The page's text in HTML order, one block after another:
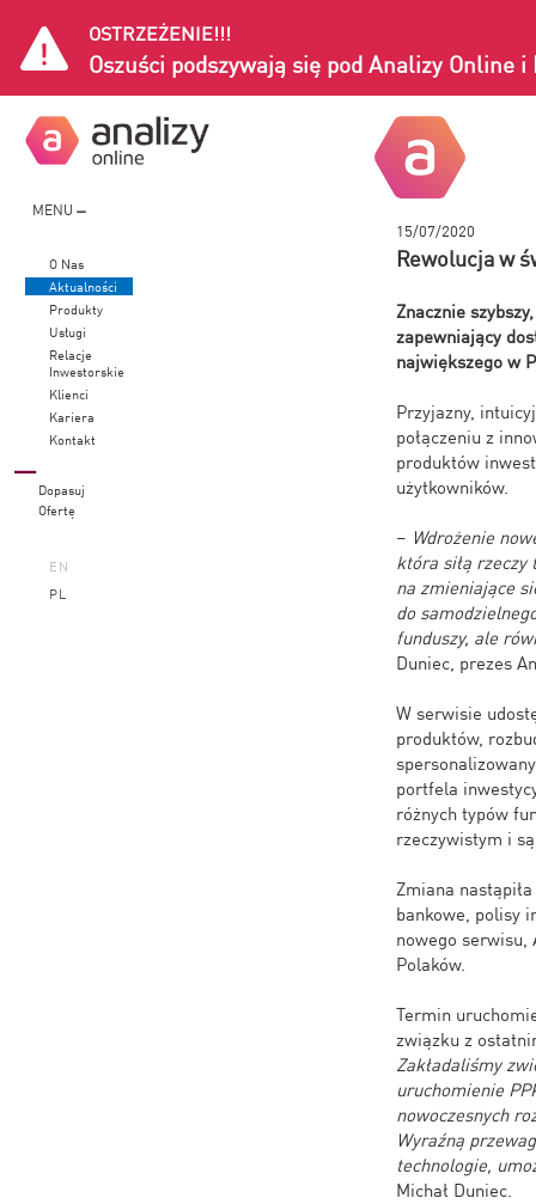
OSTRZEŻENIE!!!
Oszuści podszywają się pod Analizy Online i
MENU
O Nas
Aktualności
Produkty
Usługi
Relacje
Inwestorskie
Klienci
Kariera
Kontakt
Dopasuj
Ofertę
EN
PL
15/07/2020
Rewolucja w
Znacznie
zapewniający
największego w
Przyjazny,
połączeniu z
produktów
użytkowników.
– Wdrożenie
która siłą
na zmieniające
do
funduszy, ale
Duniec, prezes
W serwisie
produktów,
portfela
różnych typów
rzeczywistym i
Zmiana
bankowe, polisy
nowego serwisu,
Polaków.
Termin
związku z
Zakładaliśmy
uruchomienie
nowoczesnych
Wyraźną
technologie,
Michał Duniec.